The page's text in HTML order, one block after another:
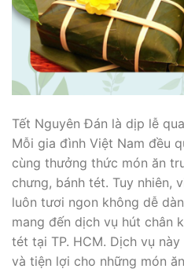
Tết Nguyên Đán là dịp lễ
Mỗi gia đình Việt Nam đều
cùng thưởng thức món ăn
chưng, bánh tét. Tuy nhiên,
luôn tươi ngon không dễ
mang đến dịch vụ hút chân
tét tại TP. HCM. Dịch vụ
và tiện lợi cho những món